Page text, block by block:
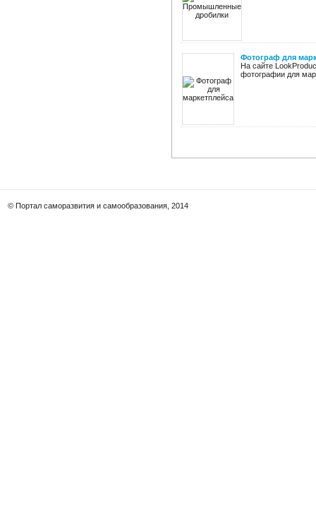
Фотограф для
На сайте
фотографии для
© Портал саморазвития и самообразования, 2014